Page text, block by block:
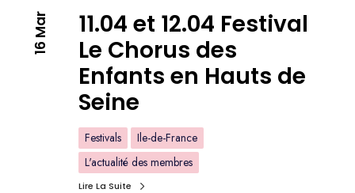
16 Mar
11.04 et 12.04 Festival
Le Chorus des
Enfants en Hauts de
Seine
Festivals
Ile-de-France
L'actualité des membres
Lire La Suite